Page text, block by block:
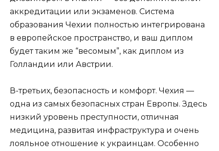
аккредитации или экзаменов. Система
образования Чехии полностью интегрирована
в европейское пространство, и ваш диплом
будет таким же “весомым”, как диплом из
Голландии или Австрии.
В-третьих, безопасность и комфорт. Чехия —
одна из самых безопасных стран Европы. Здесь
низкий уровень преступности, отличная
медицина, развитая инфраструктура и очень
лояльное отношение к украинцам. Особенно